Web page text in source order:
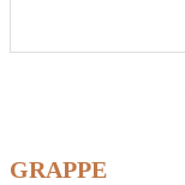
GRAPPE